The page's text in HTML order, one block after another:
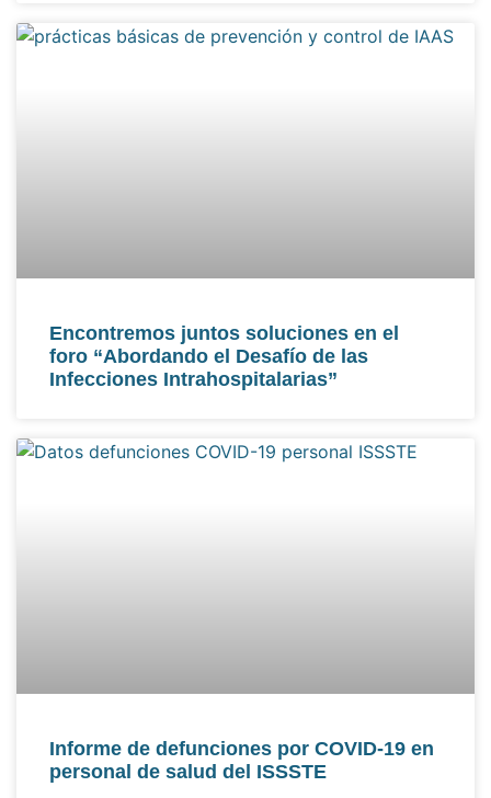
Encontremos juntos soluciones en el
foro “Abordando el Desafío de las
Infecciones Intrahospitalarias”
Informe de defunciones por COVID-19 en
personal de salud del ISSSTE